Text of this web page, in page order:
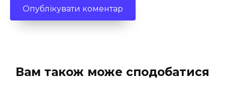
Вам також може сподобатися